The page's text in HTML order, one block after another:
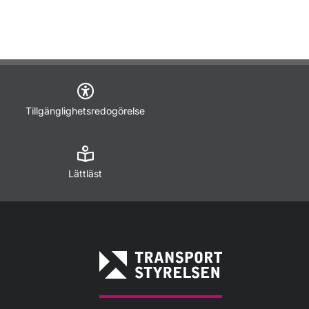
Tillgänglighetsredogörelse
Lättläst